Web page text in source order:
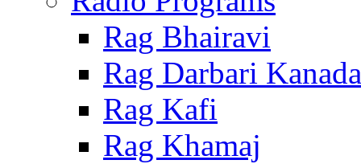
Rag Bhairavi
Rag Darbari Kanada
Rag Kafi
Rag Khamaj